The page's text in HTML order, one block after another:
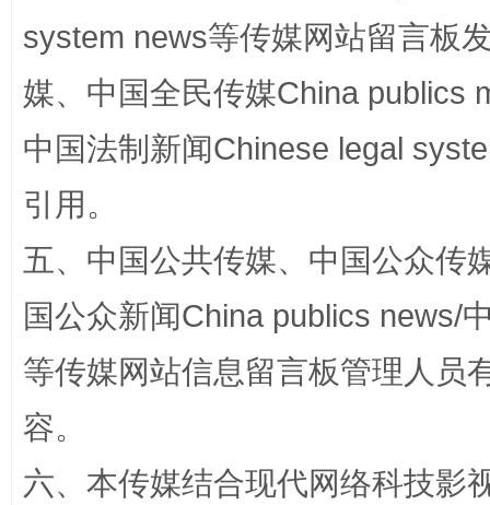
这是一记警钟！ 谢
system news等传媒网站留言板
媒、中国全民传媒China publics
中国法制新闻Chinese legal
引用。
五、中国公共传媒、中国公众传
国公众新闻China publics news/
等传媒网站信息留言板管理人员
容。
六、本传媒结合现代网络科技影